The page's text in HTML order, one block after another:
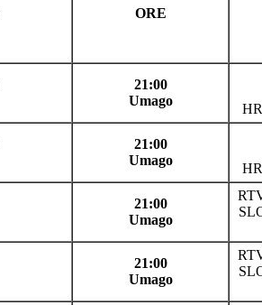
ORE
21:00
Umago
21:00
Umago
21:00
Umago
21:00
Umago